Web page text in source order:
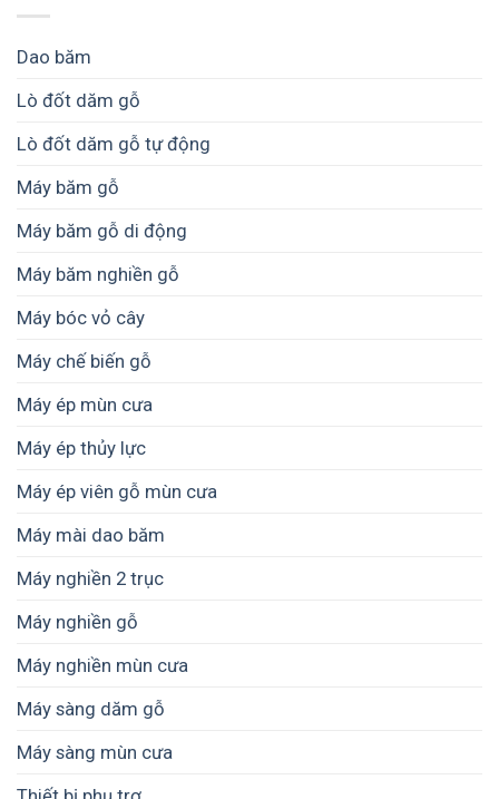
Dao băm
Lò đốt dăm gỗ
Lò đốt dăm gỗ tự động
Máy băm gỗ
Máy băm gỗ di động
Máy băm nghiền gỗ
Máy bóc vỏ cây
Máy chế biến gỗ
Máy ép mùn cưa
Máy ép thủy lực
Máy ép viên gỗ mùn cưa
Máy mài dao băm
Máy nghiền 2 trục
Máy nghiền gỗ
Máy nghiền mùn cưa
Máy sàng dăm gỗ
Máy sàng mùn cưa